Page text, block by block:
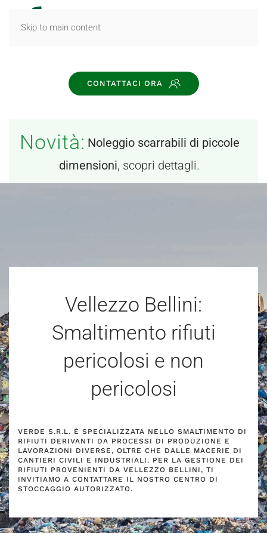
Skip to main content
CONTATTACI ORA
Novità: Noleggio scarrabili di piccole
dimensioni, scopri dettagli.
Vellezzo Bellini:
Smaltimento rifiuti
pericolosi e non
pericolosi
VERDE S.R.L. È SPECIALIZZATA NELLO SMALTIMENTO DI
RIFIUTI DERIVANTI DA PROCESSI DI PRODUZIONE E
LAVORAZIONI DIVERSE, OLTRE CHE DALLE MACERIE DI
CANTIERI CIVILI E INDUSTRIALI. PER LA GESTIONE DEI
RIFIUTI PROVENIENTI DA VELLEZZO BELLINI, TI
INVITIAMO A CONTATTARE IL NOSTRO CENTRO DI
STOCCAGGIO AUTORIZZATO.